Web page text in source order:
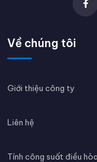
Về chúng tôi
Giới thiệu công ty
Liên hệ
Tính công suất điều hòa